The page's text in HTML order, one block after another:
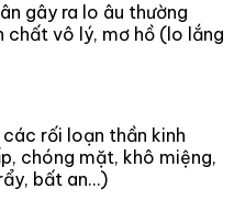
gây ra lo âu thường
chất vô lý, mơ hồ (lo lắng
rối loạn thần kinh
chóng mặt, khô miệng,
bất an…)